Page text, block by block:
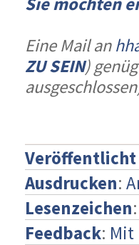
Eine Mail an
ZU SEIN)
Veröffentlicht
Ausdrucken:
Lesenzeichen
Feedback: Mit